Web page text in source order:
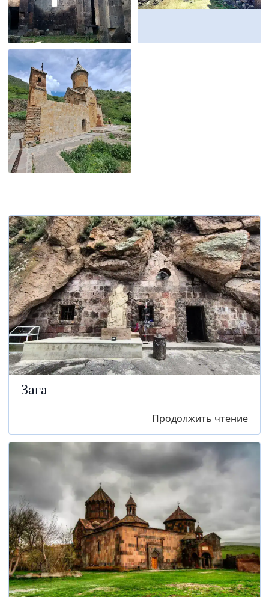
Зага
Продолжить чтение